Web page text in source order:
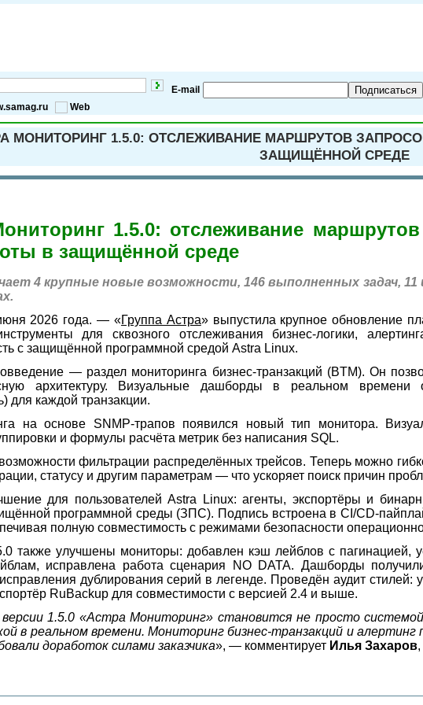
E-mail Подписаться
Web
МОНИТОРИНГ 1.5.0: ОТСЛЕЖИВАНИЕ МАРШРУТОВ
ЗАЩИЩЁННОЙ СРЕДЕ
1.5.0: отслеживание
в защищённой среде
4 крупные новые возможности, 146 выполненных задач,
2026 года. — «Группа Астра» выпустила крупное обновление
для сквозного отслеживания бизнес-логики,
с защищённой программной средой Astra Linux.
— раздел мониторинга бизнес-транзакций (BTM). Он
архитектуру. Визуальные дашборды в реальном времени
для каждой транзакции.
на основе SNMP-трапов появился новый тип монитора.
и формулы расчёта метрик без написания SQL.
фильтрации распределённых трейсов. Теперь можно
статусу и другим параметрам — что ускоряет поиск причин
для пользователей Astra Linux: агенты, экспортёры и
программной среды (ЗПС). Подпись встроена в CI/CD-
полную совместимость с режимами безопасности
также улучшены мониторы: добавлен кэш лейблов с пагинацией,
исправлена работа сценария NO DATA. Дашборды
дублирования серий в легенде. Проведён аудит
RuBackup для совместимости с версией 2.4 и выше.
1.5.0 «Астра Мониторинг» становится не просто
в реальном времени. Мониторинг бизнес-транзакций и
доработок силами заказчика», — комментирует Илья Захаров